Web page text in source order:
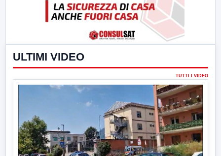
ULTIMI VIDEO
TUTTI I VIDEO